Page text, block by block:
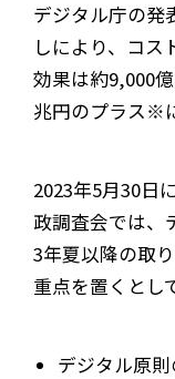
デジタル庁の発
しにより、コス
効果は約9,000
兆円のプラス※
2023年5月30日
政調査会では、
3年夏以降の取
重点を置くとし
デジタル原則